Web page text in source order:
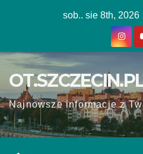
sob.. sie 8th, 2026
Najnowsze informacje z